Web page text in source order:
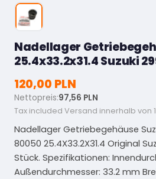
Nadellager
25.4x33.2x31.4 Suzuki
120,00 PLN
Nettopreis:97,56 PLN
Tax included Versand innerhalb von
Nadellager Getriebegehäuse
80050 25.4X33.2X31.4 Original
Stück. Spezifikationen:
Außendurchmesser: 33.2 mm